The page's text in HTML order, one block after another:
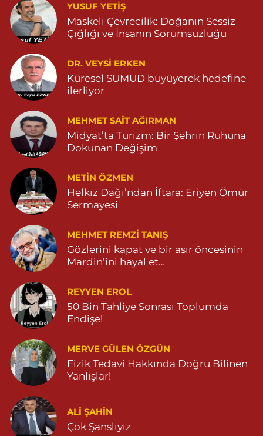
Ömerli Eczanesi
YENİ MAHALLE HASTANE CADDESİ 3086 SOKAK NO:7 2
04825413333
0 (482) 541 33 33 Yol Tarifi Al
Büşra Eczanesi
SAĞLIK OCAĞI YANI 04823812379
0 (482) 381 23 79 Yol Tarifi Al
Yavuz Eczanesi
MARDİN CADDE NO:20A 04825712234
0 (482) 571 22 34 Yol Tarifi Al
YUSUF YETİŞ
Maskeli Çevrecilik: Doğanın Sessiz
Çığlığı ve İnsanın Sorumsuzluğu
DR. VEYSI ERKEN
Küresel SUMUD büyüyerek hedefine
ilerliyor
MEHMET SAIT AĞIRMAN
Midyat’ta Turizm: Bir Şehrin Ruhuna
Dokunan Değişim
METIN ÖZMEN
Helkız Dağı’ndan İftara: Eriyen Ömür
Sermayesi
MEHMET REMZI TANIŞ
Gözlerini kapat ve bir asır öncesinin
Mardin’ini hayal et…
REYYEN EROL
50 Bin Tahliye Sonrası Toplumda
Endişe!
MERVE GÜLEN ÖZGÜN
Fizik Tedavi Hakkında Doğru Bilinen
Yanlışlar!
ALI ŞAHİN
Çok Şanslıyız